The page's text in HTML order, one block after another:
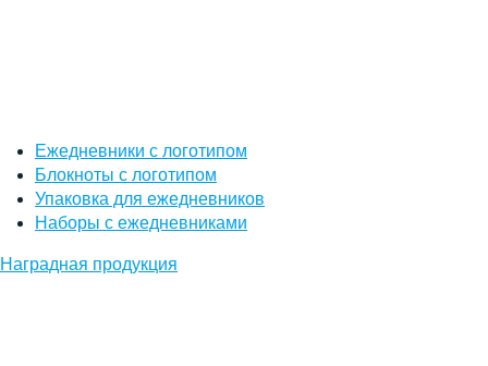
Ежедневники с логотипом
Блокноты с логотипом
Упаковка для ежедневников
Наборы с ежедневниками
Наградная продукция